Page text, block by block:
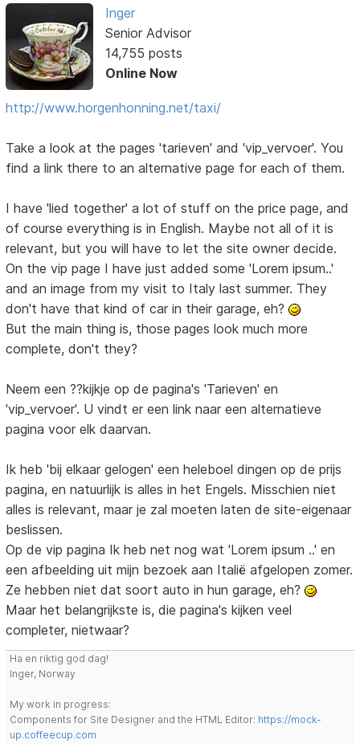
Inger
Senior Advisor
14,755 posts
Online Now
http://www.horgenhonning.net/taxi/
Take a look at the pages 'tarieven' and 'vip_vervoer'. You
find a link there to an alternative page for each of them.
I have 'lied together' a lot of stuff on the price page, and
of course everything is in English. Maybe not all of it is
relevant, but you will have to let the site owner decide.
On the vip page I have just added some 'Lorem ipsum..'
and an image from my visit to Italy last summer. They
don't have that kind of car in their garage, eh?
But the main thing is, those pages look much more
complete, don't they?
Neem een ??kijkje op de pagina's 'Tarieven' en
'vip_vervoer'. U vindt er een link naar een alternatieve
pagina voor elk daarvan.
Ik heb 'bij elkaar gelogen' een heleboel dingen op de prijs
pagina, en natuurlijk is alles in het Engels. Misschien niet
alles is relevant, maar je zal moeten laten de site-eigenaar
beslissen.
Op de vip pagina Ik heb net nog wat 'Lorem ipsum ..' en
een afbeelding uit mijn bezoek aan Italië afgelopen zomer.
Ze hebben niet dat soort auto in hun garage, eh?
Maar het belangrijkste is, die pagina's kijken veel
completer, nietwaar?
Ha en riktig god dag!
Inger, Norway
My work in progress:
Components for Site Designer and the HTML Editor: https://mock-
up.coffeecup.com